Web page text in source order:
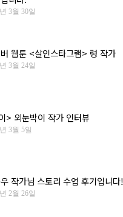
3월 30일
웹툰 <살인스타그램> 령 작가
3월 24일
> 외눈박이 작가 인터뷰
3월 5일
작가님 스토리 수업 후기입니다!
2월 26일